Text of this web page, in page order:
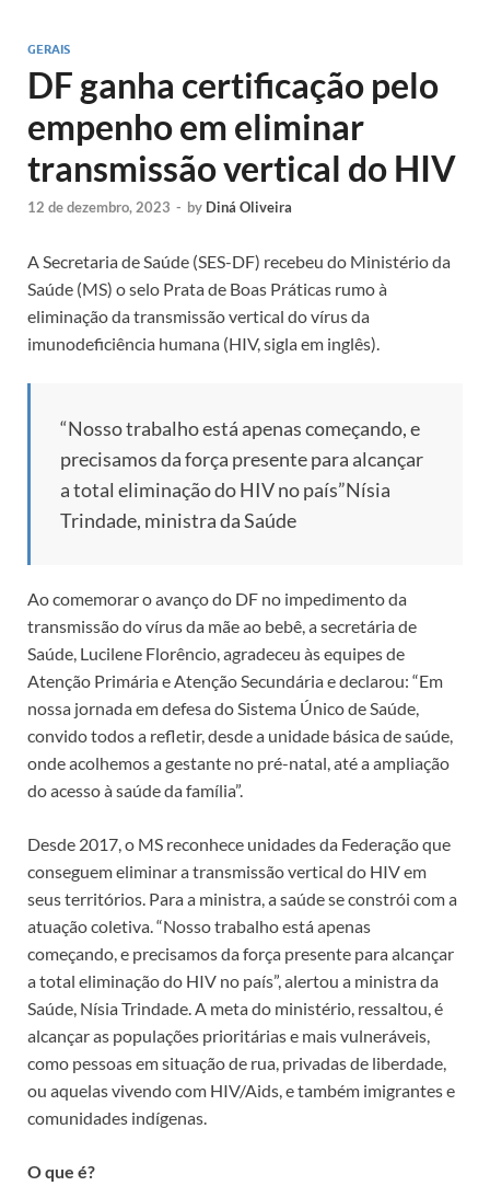
GERAIS
DF ganha certificação pelo
empenho em eliminar
transmissão vertical do HIV
12 de dezembro, 2023 - by Diná Oliveira
A Secretaria de Saúde (SES-DF) recebeu do Ministério da
Saúde (MS) o selo Prata de Boas Práticas rumo à
eliminação da transmissão vertical do vírus da
imunodeficiência humana (HIV, sigla em inglês).
“Nosso trabalho está apenas começando, e
precisamos da força presente para alcançar
a total eliminação do HIV no país”Nísia
Trindade, ministra da Saúde
Ao comemorar o avanço do DF no impedimento da
transmissão do vírus da mãe ao bebê, a secretária de
Saúde, Lucilene Florêncio, agradeceu às equipes de
Atenção Primária e Atenção Secundária e declarou: “Em
nossa jornada em defesa do Sistema Único de Saúde,
convido todos a refletir, desde a unidade básica de saúde,
onde acolhemos a gestante no pré-natal, até a ampliação
do acesso à saúde da família”.
Desde 2017, o MS reconhece unidades da Federação que
conseguem eliminar a transmissão vertical do HIV em
seus territórios. Para a ministra, a saúde se constrói com a
atuação coletiva. “Nosso trabalho está apenas
começando, e precisamos da força presente para alcançar
a total eliminação do HIV no país”, alertou a ministra da
Saúde, Nísia Trindade. A meta do ministério, ressaltou, é
alcançar as populações prioritárias e mais vulneráveis,
como pessoas em situação de rua, privadas de liberdade,
ou aquelas vivendo com HIV/Aids, e também imigrantes e
comunidades indígenas.
O que é?